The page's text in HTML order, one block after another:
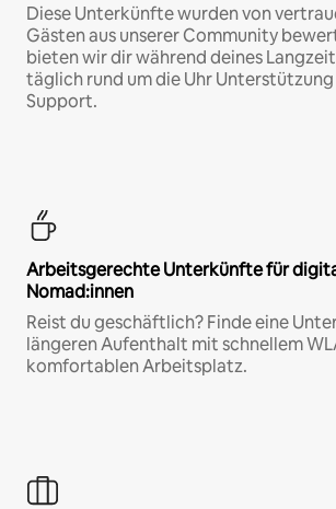
Diese Unterkünfte wurden von
Gästen aus unserer Community
bieten wir dir während deines
täglich rund um die Uhr
Support.
Arbeitsgerechte Unterkünfte für
Nomad:innen
Reist du geschäftlich? Finde eine
längeren Aufenthalt mit schnellem
komfortablen Arbeitsplatz.